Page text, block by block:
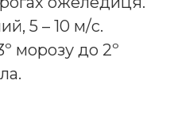
5 – 10 м/с.
морозу до 2º